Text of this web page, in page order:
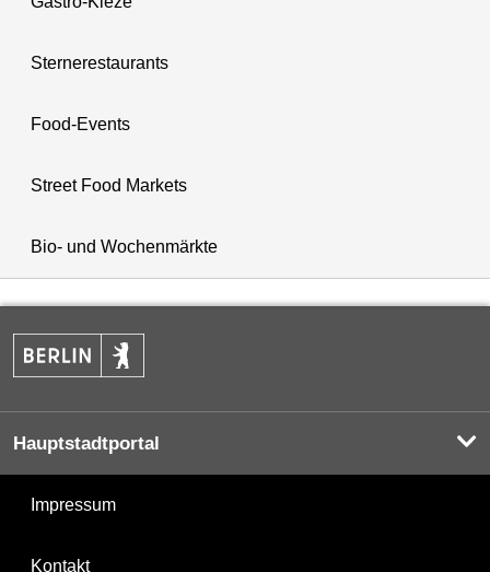
Sternerestaurants
Food-Events
Street Food Markets
Bio- und Wochenmärkte
Hauptstadtportal
Impressum
Kontakt